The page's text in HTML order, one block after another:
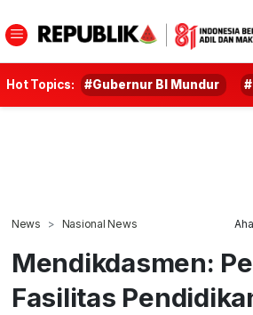
Hot Topics: #Gubernur BI Mundur
News Nasional News
Mendikdasmen:
Fasilitas